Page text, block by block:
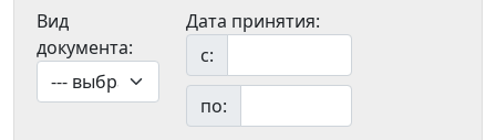
Вид
документа:
Дата принятия:
с:
по: